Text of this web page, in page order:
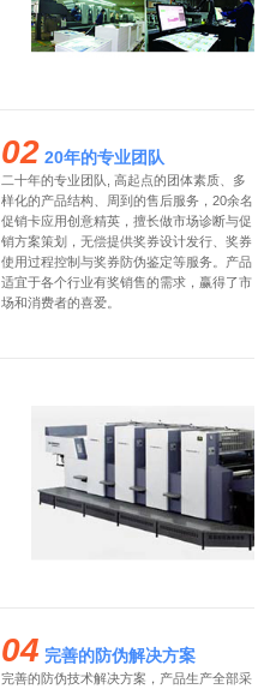
02 20年的专业团队
二十年的专业团队, 高起点的团体素质、多
样化的产品结构、周到的售后服务，20余名
促销卡应用创意精英，擅长做市场诊断与促
销方案策划，无偿提供奖券设计发行、奖券
使用过程控制与奖券防伪鉴定等服务。产品
适宜于各个行业有奖销售的需求，赢得了市
场和消费者的喜爱。
04 完善的防伪解决方案
完善的防伪技术解决方案，产品生产全部采